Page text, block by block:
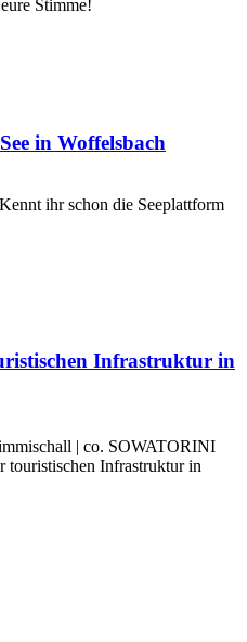
Stimme!
in Woffelsbach
ihr schon die Seeplattform
Infrastruktur in
| co. SOWATORINI
touristischen Infrastruktur in